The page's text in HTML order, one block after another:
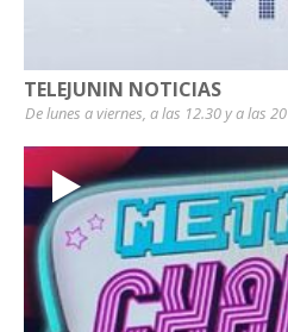
TELEJUNIN NOTICIAS
De lunes a viernes, a las 12.30 y a las 20